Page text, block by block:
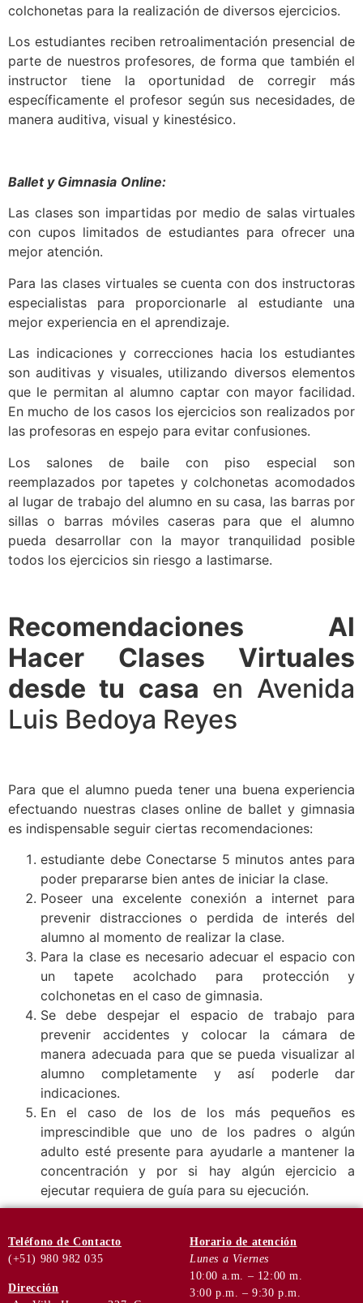
colchonetas para la realización de diversos ejercicios.
Los estudiantes reciben retroalimentación presencial de
parte de nuestros profesores, de forma que también el
instructor tiene la oportunidad de corregir más
específicamente el profesor según sus necesidades, de
manera auditiva, visual y kinestésico.
Ballet y Gimnasia Online:
Las clases son impartidas por medio de salas virtuales
con cupos limitados de estudiantes para ofrecer una
mejor atención.
Para las clases virtuales se cuenta con dos instructoras
especialistas para proporcionarle al estudiante una
mejor experiencia en el aprendizaje.
Las indicaciones y correcciones hacia los estudiantes
son auditivas y visuales, utilizando diversos elementos
que le permitan al alumno captar con mayor facilidad.
En mucho de los casos los ejercicios son realizados por
las profesoras en espejo para evitar confusiones.
Los salones de baile con piso especial son
reemplazados por tapetes y colchonetas acomodados
al lugar de trabajo del alumno en su casa, las barras por
sillas o barras móviles caseras para que el alumno
pueda desarrollar con la mayor tranquilidad posible
todos los ejercicios sin riesgo a lastimarse.
Recomendaciones Al
Hacer Clases Virtuales
desde tu casa en Avenida
Luis Bedoya Reyes
Para que el alumno pueda tener una buena experiencia
efectuando nuestras clases online de ballet y gimnasia
es indispensable seguir ciertas recomendaciones:
estudiante debe Conectarse 5 minutos antes para
poder prepararse bien antes de iniciar la clase.
Poseer una excelente conexión a internet para
prevenir distracciones o perdida de interés del
alumno al momento de realizar la clase.
Para la clase es necesario adecuar el espacio con
un tapete acolchado para protección y
colchonetas en el caso de gimnasia.
Se debe despejar el espacio de trabajo para
prevenir accidentes y colocar la cámara de
manera adecuada para que se pueda visualizar al
alumno completamente y así poderle dar
indicaciones.
En el caso de los de los más pequeños es
imprescindible que uno de los padres o algún
adulto esté presente para ayudarle a mantener la
concentración y por si hay algún ejercicio a
ejecutar requiera de guía para su ejecución.
Teléfono de Contacto
(+51) 980 982 035
Dirección
Horario de atención
Lunes a Viernes
10:00 a.m. – 12:00 m.
3:00 p.m. – 9:30 p.m.